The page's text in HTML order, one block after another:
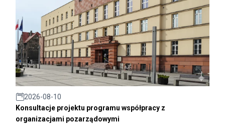
2026-08-10
Konsultacje projektu programu współpracy z
organizacjami pozarządowymi